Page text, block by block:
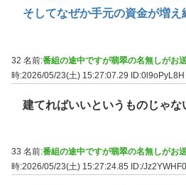
そしてなぜか手元の資金が増え
32 名前:番組の途中ですが翡翠の名無しがお
時:2026/05/23(土) 15:27:07.29 ID:0l9oPyL8H
建てればいいというものじゃな
33 名前:番組の途中ですが翡翠の名無しがお
時:2026/05/23(土) 15:27:24.85
ID:/Jz2YWHF0